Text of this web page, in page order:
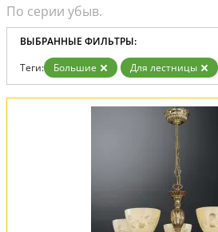
ВЫБРАННЫЕ ФИЛЬТРЫ:
Теги: Большие Для лестницы